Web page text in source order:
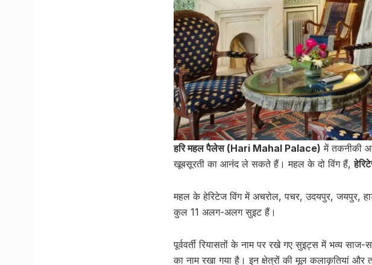
हरि महल पैलेस (Hari Mahal Palace) में तकनीकी
खूबसूरती का आनंद ले सकते हैं। महल के दो विंग हैं,
महल के हेरिटेज विंग में अचरोल, पचर, उदयपुर, जयपुर,
कुल 11 अलग-अलग सुइट हैं।
पूर्ववर्ती रियासतों के नाम पर रखे गए सुइट्स में भव्य
का नाम रखा गया है। इन क्षेत्रों की मूल कलाकृतियां